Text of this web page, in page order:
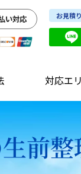
い対応 お見積
対応エ
前